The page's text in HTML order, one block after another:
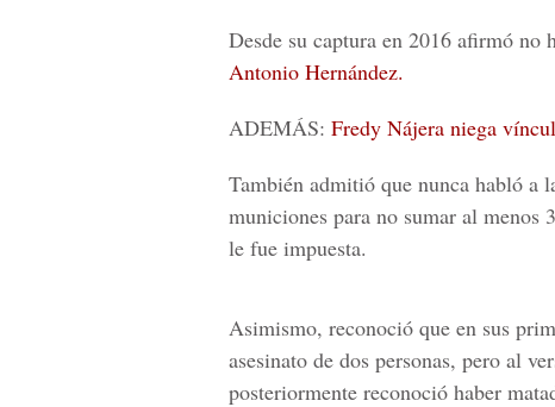
Desde su captura en 2016 afirmó
Antonio Hernández.
ADEMÁS: Fredy Nájera niega
También admitió que nunca habló a
municiones para no sumar al menos
le fue impuesta.
Asimismo, reconoció que en sus
asesinato de dos personas, pero al
posteriormente reconoció haber